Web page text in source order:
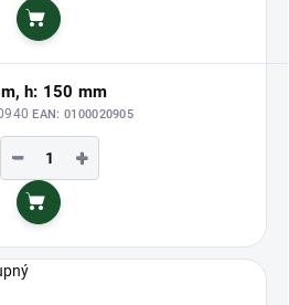
Do košíka
h: 150 mm
EAN: 0100020905
+
−
Do košíka